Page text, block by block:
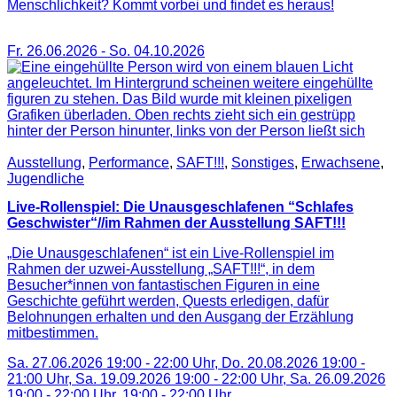
Menschlichkeit? Kommt vorbei und findet es heraus!
Fr. 26.06.2026 - So. 04.10.2026
Ausstellung, Performance, SAFT!!!, Sonstiges, Erwachsene,
Jugendliche
Live-Rollenspiel: Die Unausgeschlafenen “Schlafes
Geschwister“//im Rahmen der Ausstellung SAFT!!!
„Die Unausgeschlafenen“ ist ein Live-Rollenspiel im
Rahmen der uzwei-Ausstellung „SAFT!!!“, in dem
Besucher*innen von fantastischen Figuren in eine
Geschichte geführt werden, Quests erledigen, dafür
Belohnungen erhalten und den Ausgang der Erzählung
mitbestimmen.
Sa. 27.06.2026 19:00 - 22:00 Uhr, Do. 20.08.2026 19:00 -
21:00 Uhr, Sa. 19.09.2026 19:00 - 22:00 Uhr, Sa. 26.09.2026